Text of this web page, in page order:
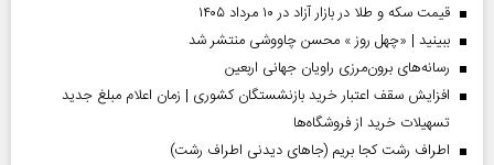
قیمت سکه و طلا در بازار آزاد در ۱۰ مرداد ۱۴۰۵
ببینید | «چهل روز » محسن چاووشی منتشر شد
رسانه‌های برون‌مرزی راویان جهانی اربعین
افزایش سقف اعتبار خرید بازنشستگان کشوری | زمان اعلام مبلغ جدید
تسهیلات خرید از فروشگاه‌ها
اطراف رشت کجا بریم (جاهای دیدنی اطراف رشت)